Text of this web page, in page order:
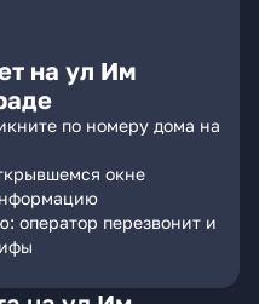
на ул Им
по номеру дома на
окне
оператор перезвонит и